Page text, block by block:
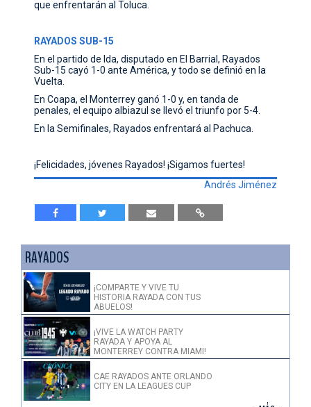
que enfrentarán al Toluca.
RAYADOS SUB-15
En el partido de Ida, disputado en El Barrial, Rayados
Sub-15 cayó 1-0 ante América, y todo se definió en la
Vuelta.
En Coapa, el Monterrey ganó 1-0 y, en tanda de
penales, el equipo albiazul se llevó el triunfo por 5-4.
En la Semifinales, Rayados enfrentará al Pachuca.
¡Felicidades, jóvenes Rayados! ¡Sigamos fuertes!
Andrés Jiménez
RAYADOS
¡COMPARTE Y VIVE TU
HISTORIA RAYADA CON TUS
ABUELOS!
¡VIVE LA WATCH PARTY
RAYADA Y APOYA AL
MONTERREY CONTRA MIAMI!
CAE RAYADOS ANTE ORLANDO
CITY EN LA LEAGUES CUP